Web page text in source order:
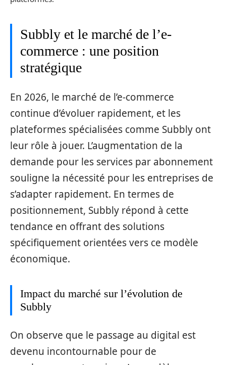
Subbly et le marché de l’e-
commerce : une position
stratégique
En 2026, le marché de l’e-commerce
continue d’évoluer rapidement, et les
plateformes spécialisées comme Subbly ont
leur rôle à jouer. L’augmentation de la
demande pour les services par abonnement
souligne la nécessité pour les entreprises de
s’adapter rapidement. En termes de
positionnement, Subbly répond à cette
tendance en offrant des solutions
spécifiquement orientées vers ce modèle
économique.
Impact du marché sur l’évolution de
Subbly
On observe que le passage au digital est
devenu incontournable pour de